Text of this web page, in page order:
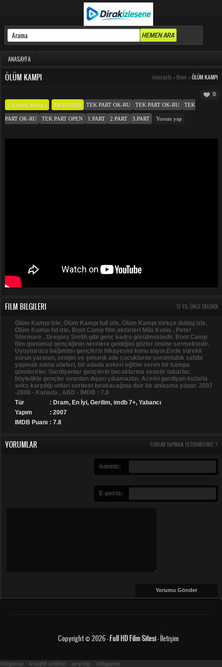
ANASAYFA
ÖLÜM KAMPI Anasayfa > Dram > ÖLÜM KAMPI
0
( Yüksek Kalite ) FRAGMAN TEK PART OK-RU TEK PART OK-RU TEK
PART OK-RU TEK PART OPEN 1.PART 2.PART 3.PART Yorum yap
FILM BILGILERI 13 YIL ÖNCE EKLENDI
Ölüm Kampı izle, Ölüm Kampı full izle, Ölüm Kampı türkçe dublaj izle,
Ölüm Kampı hd izle, Boot Camp film aktörleri Mila Kunis , Peter
Stormare , Gregory Smith gibi genç kadro görülmektedir. Boot Camp
film günümüz gençliğinin nerelere geldiğini gözler önüne sermektedir.
Uyuşturucu bağımlısı gençlerin hikayesini konu alıyor.Evde sürekli
sorun yaratan, zengin ve şımarık aile çocuklarını sorumluluk sahibi
yapmak adına aileleri, bir adada askeri eğitim veren bir kampa
gönderirler. Gardiyanlar gençlerin bacaklarına sensör takarlar,
böylelikle gençler sınırdan dışarı çıkamazlar. Acemi gardiyan kızlarla
seks karşılığı onları serbest bırakacağına dair bir anlaşma yapar. 2007
-2008 - Kanada , ABD - İMDB : 7.8
Tür
: Dram, En İyi, Gerilim, imdb 7+, Yabancı
Yapım
: 2007
IMDB Puanı : 7.8
YORUMLAR YORUM YAPMAK ISTERMISINIZ ?
isminiz:
E-posta:
Copyright © 2026 -Full HD Film Sitesi-İletişim
nttgame knight online anyotp nttgame